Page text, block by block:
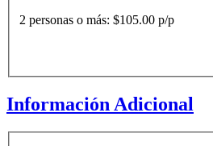
2 personas o más: $105.00 p/p
Información Adicional